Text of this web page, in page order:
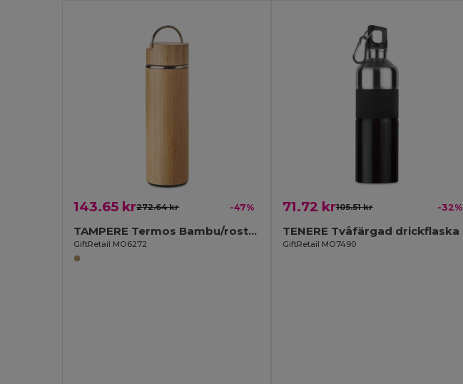
143.65 kr272.64 kr -47%
TAMPERE Termos Bambu/rostfritt 400ml
GiftRetail MO6272
71.72 kr105.51 kr -32%
TENERE Tvåfärgad drickflaska
GiftRetail MO7490